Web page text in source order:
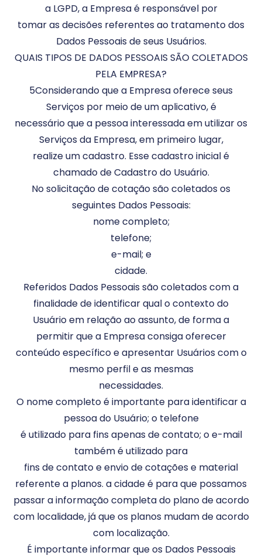
a LGPD, a Empresa é responsável por
tomar as decisões referentes ao tratamento dos
Dados Pessoais de seus Usuários.
QUAIS TIPOS DE DADOS PESSOAIS SÃO COLETADOS
PELA EMPRESA?
5Considerando que a Empresa oferece seus
Serviços por meio de um aplicativo, é
necessário que a pessoa interessada em utilizar os
Serviços da Empresa, em primeiro lugar,
realize um cadastro. Esse cadastro inicial é
chamado de Cadastro do Usuário.
No solicitação de cotação são coletados os
seguintes Dados Pessoais:
nome completo;
telefone;
e-mail; e
cidade.
Referidos Dados Pessoais são coletados com a
finalidade de identificar qual o contexto do
Usuário em relação ao assunto, de forma a
permitir que a Empresa consiga oferecer
conteúdo específico e apresentar Usuários com o
mesmo perfil e as mesmas
necessidades.
O nome completo é importante para identificar a
pessoa do Usuário; o telefone
é utilizado para fins apenas de contato; o e-mail
também é utilizado para
fins de contato e envio de cotações e material
referente a planos. a cidade é para que possamos
passar a informação completa do plano de acordo
com localidade, já que os planos mudam de acordo
com localização.
É importante informar que os Dados Pessoais